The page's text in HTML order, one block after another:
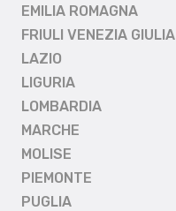
EMILIA ROMAGNA
FRIULI VENEZIA GIULIA
LAZIO
LIGURIA
LOMBARDIA
MARCHE
MOLISE
PIEMONTE
PUGLIA